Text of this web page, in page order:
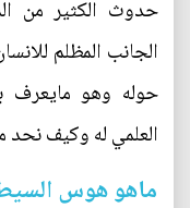
حدوث الكثير من
الجانب المظلم
حوله وهو مايعرف
العلمي له وكيف نحد
ماهو هوس